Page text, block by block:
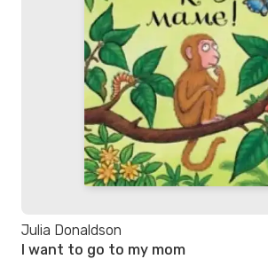
Julia Donaldson
I want to go to my mom